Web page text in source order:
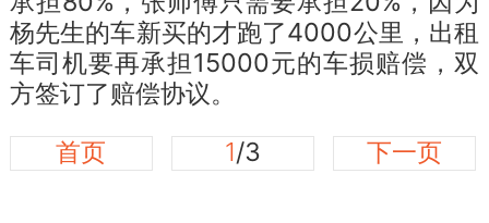
杨先生的车新买的才跑了4000公里，出租
车司机要再承担15000元的车损赔偿，双
方签订了赔偿协议。
首页
1/3 下一页